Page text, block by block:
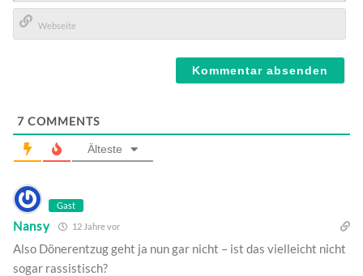
E-
Mail*
7 COMMENTS
Älteste
Gast
Nansy 12 Jahre vor
Also Dönerentzug geht ja nun gar nicht – ist das vielleicht nicht
sogar rassistisch?